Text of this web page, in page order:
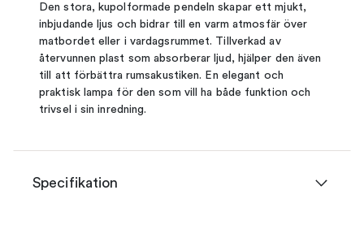
Den stora, kupolformade pendeln skapar ett mjukt,
inbjudande ljus och bidrar till en varm atmosfär över
matbordet eller i vardagsrummet. Tillverkad av
återvunnen plast som absorberar ljud, hjälper den även
till att förbättra rumsakustiken. En elegant och
praktisk lampa för den som vill ha både funktion och
trivsel i sin inredning.
Specifikation